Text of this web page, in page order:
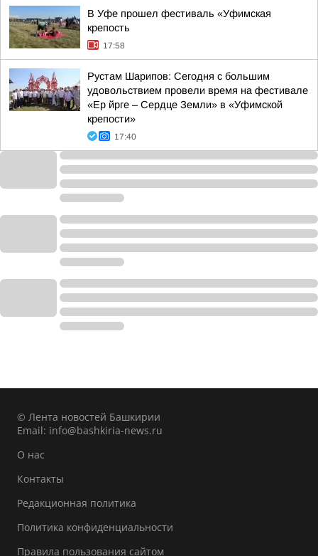
В Уфе прошел фестиваль «Уфимская
крепость
17:58
Рустам Шарипов: Сегодня с большим
удовольствием провели время на фестивале
«Ер йрге – Сердце Земли» в «Уфимской
крепости»
17:40
© Лента новостей Башкирии
Email: info@bashkiria-news.ru
О нас
Контакты
Редакционная политика
Политика конфиденциальности
Правила пользования сайтом